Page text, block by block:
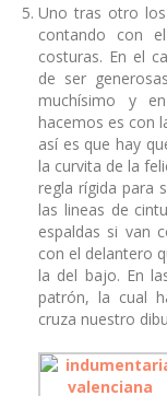
Uno tras otro
contando con
costuras. En el
de ser
muchísimo y
hacemos es con
así es que hay
la curvita de la
regla rígida para
las lineas de
espaldas si van
con el delantero
la del bajo. En
patrón, la cual
cruza nuestro